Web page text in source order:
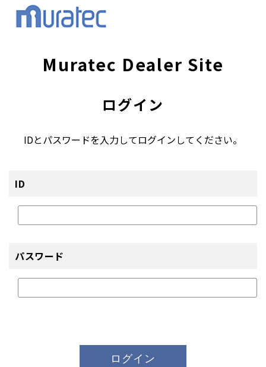
Muratec Dealer Site
ログイン
IDとパスワードを入力してログインしてください。
ID
パスワード